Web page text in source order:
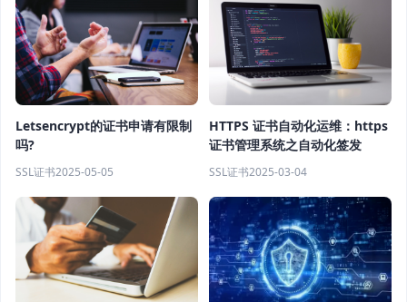
Letsencrypt的证书申请有限制
吗?
SSL证书2025-05-05
HTTPS 证书自动化运维：https
证书管理系统之自动化签发
SSL证书2025-03-04